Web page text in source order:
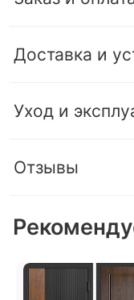
Доставка и
Уход и
Отзывы